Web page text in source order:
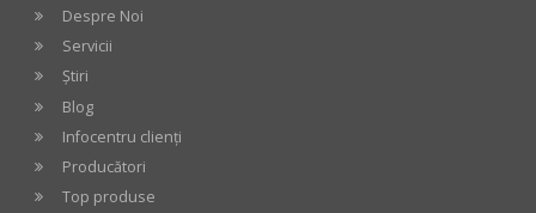
Despre Noi
Servicii
Știri
Blog
Infocentru clienți
Producători
Top produse